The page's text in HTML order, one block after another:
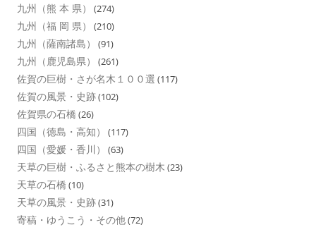
九州（熊 本 県） (274)
九州（福 岡 県） (210)
九州（薩南諸島） (91)
九州（鹿児島県） (261)
佐賀の巨樹・さが名木１００選 (117)
佐賀の風景・史跡(102)
佐賀県の石橋 (26)
四国（徳島・高知） (117)
四国（愛媛・香川） (63)
天草の巨樹・ふるさと熊本の樹木 (23)
天草の石橋 (10)
天草の風景・史跡(31)
寄稿・ゆうこう・その他(72)